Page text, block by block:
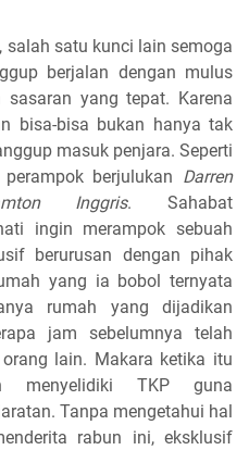
salah satu kunci lain semoga
berjalan dengan mulus
yang tepat. Karena
bisa-bisa bukan hanya tak
masuk penjara. Seperti
berjulukan Darren
Inggris. Sahabat
ingin merampok sebuah
berurusan dengan pihak
yang ia bobol ternyata
rumah yang dijadikan
jam sebelumnya telah
lain. Makara ketika itu
menyelidiki TKP guna
Tanpa mengetahui hal
rabun ini, eksklusif